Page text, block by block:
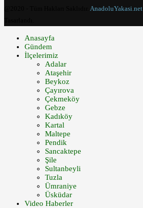
AnadoluYakasi.net
Anasayfa
Gündem
İlçelerimiz
Adalar
Ataşehir
Beykoz
Çayırova
Çekmeköy
Gebze
Kadıköy
Kartal
Maltepe
Pendik
Sancaktepe
Şile
Sultanbeyli
Tuzla
Ümraniye
Üsküdar
Video Haberler